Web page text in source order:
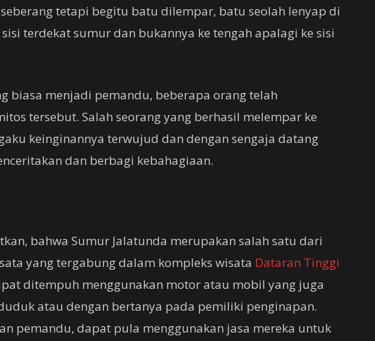
tetapi begitu batu dilempar, batu seolah lenyap di
terdekat sumur dan bukannya ke tengah apalagi ke sisi
biasa menjadi pemandu, beberapa orang telah
tersebut. Salah seorang yang berhasil melempar ke
keinginannya terwujud dan dengan sengaja datang
dan berbagi kebahagiaan.
bahwa Sumur Jalatunda merupakan salah satu dari
yang tergabung dalam kompleks wisata Dataran Tinggi
ditempuh menggunakan motor atau mobil yang juga
atau dengan bertanya pada pemiliki penginapan.
pemandu, dapat pula menggunakan jasa mereka untuk